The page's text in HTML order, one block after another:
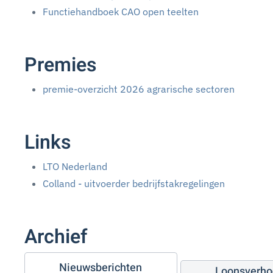
Functiehandboek CAO open teelten
Premies
premie-overzicht 2026 agrarische sectoren
Links
LTO Nederland
Colland - uitvoerder bedrijfstakregelingen
Archief
Nieuwsberichten